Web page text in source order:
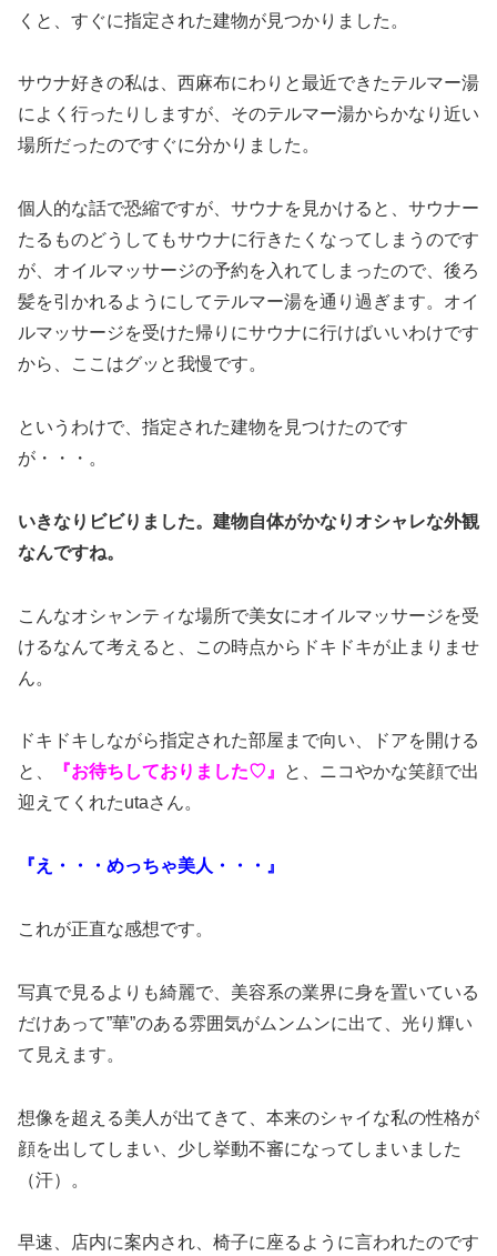
くと、すぐに指定された建物が見つかりました。
サウナ好きの私は、西麻布にわりと最近できたテルマー湯
によく行ったりしますが、そのテルマー湯からかなり近い
場所だったのですぐに分かりました。
個人的な話で恐縮ですが、サウナを見かけると、サウナー
たるものどうしてもサウナに行きたくなってしまうのです
が、オイルマッサージの予約を入れてしまったので、後ろ
髪を引かれるようにしてテルマー湯を通り過ぎます。オイ
ルマッサージを受けた帰りにサウナに行けばいいわけです
から、ここはグッと我慢です。
というわけで、指定された建物を見つけたのです
が・・・。
いきなりビビりました。建物自体がかなりオシャレな外観
なんですね。
こんなオシャンティな場所で美女にオイルマッサージを受
けるなんて考えると、この時点からドキドキが止まりませ
ん。
ドキドキしながら指定された部屋まで向い、ドアを開ける
と、
『お待ちしておりました♡』
と、ニコやかな笑顔で出
迎えてくれたutaさん。
『え・・・めっちゃ美人・・・』
これが正直な感想です。
写真で見るよりも綺麗で、美容系の業界に身を置いている
だけあって”華”のある雰囲気がムンムンに出て、光り輝い
て見えます。
想像を超える美人が出てきて、本来のシャイな私の性格が
顔を出してしまい、少し挙動不審になってしまいました
（汗）。
早速、店内に案内され、椅子に座るように言われたのです